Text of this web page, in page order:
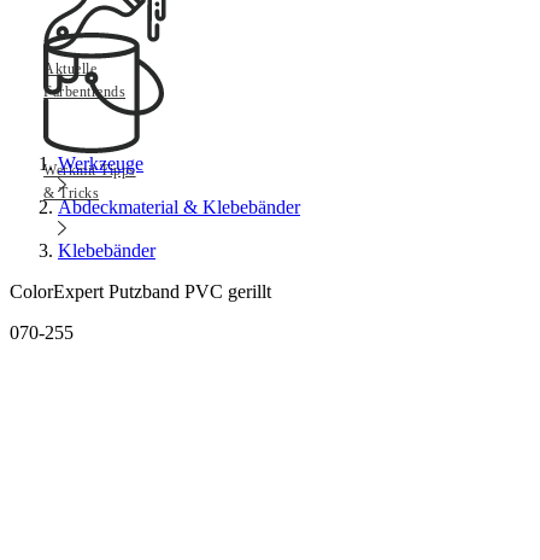
Aktuelle
Farbentrends
Werkmit Tipps
& Tricks
Werkzeuge
Abdeckmaterial & Klebebänder
Klebebänder
ColorExpert Putzband PVC gerillt
070-255